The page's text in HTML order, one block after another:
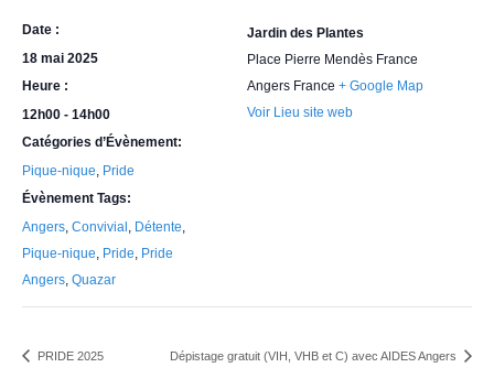
Date :
18 mai 2025
Heure :
12h00 - 14h00
Catégories d’Évènement:
Pique-nique, Pride
Évènement Tags:
Angers, Convivial , Détente,
Pique-nique, Pride, Pride
Angers, Quazar
Jardin des Plantes
Place Pierre Mendès France
Angers France + Google Map
Voir Lieu site web
PRIDE 2025 Dépistage gratuit (VIH, VHB et C) avec AIDES Angers